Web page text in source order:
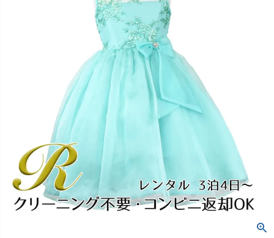
コスチューム アウター
インナー・パニエ
ジュエリー 音楽雑貨
フラワーガール・リングボーイ・ゲ
スト
Graduation & Entrance
卒業式・入学式
きちんと感のあるフォーマル
Shichi-Go-San
七五三
3歳・5歳・7歳の晴れの日
予約・配送・返却・料金
あんしんパック
汚れ・キズ・破損の補償
Buy & Support ご購入・サポート
07 販売・共通のご案内
品質・返品・お手入れ
08 送料・お支払い
送料・決済方法
実店舗 つくば店
茨城県土浦市大町14-16-1F
10:00–18:00（完全予約制）
月曜日
店舗を予約する →